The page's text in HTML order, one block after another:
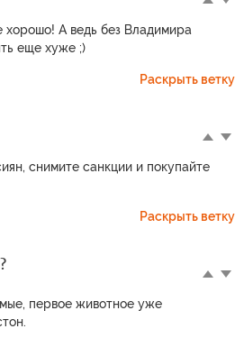
хорошо! А ведь без Владимира
еще хуже ;)
Раскрыть ветку
снимите санкции и покупайте
Раскрыть ветку
первое животное уже